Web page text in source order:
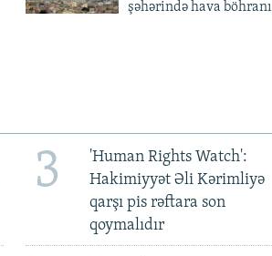
şəhərində hava böhranı
3
'Human Rights Watch':
Hakimiyyət Əli Kərimliyə
qarşı pis rəftara son
qoymalıdır